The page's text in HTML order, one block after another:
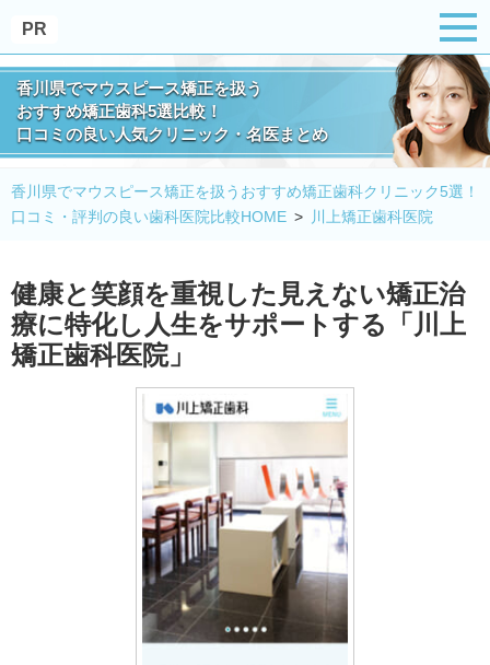
香川県でマウスピース矯正を扱う
おすすめ矯正歯科5選比較！
口コミの良い人気クリニック・名医まとめ
PR
香川県でマウスピース矯正を扱うおすすめ矯正歯科クリニック5選！
口コミ・評判の良い歯科医院比較HOME
川上矯正歯科医院
健康と笑顔を重視した見えない矯正治
療に特化し人生をサポートする「川上
矯正歯科医院」